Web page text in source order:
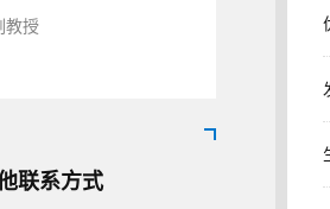
教授
联系方式